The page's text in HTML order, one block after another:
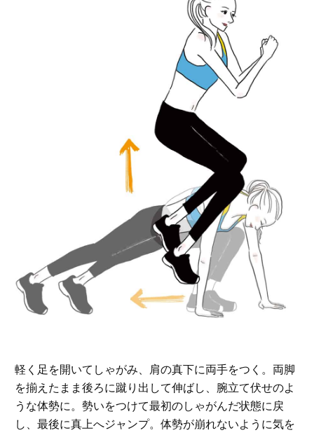
軽く足を開いてしゃがみ、肩の真下に両手をつく。両脚
を揃えたまま後ろに蹴り出して伸ばし、腕立て伏せのよ
うな体勢に。勢いをつけて最初のしゃがんだ状態に戻
し、最後に真上へジャンプ。体勢が崩れないように気を